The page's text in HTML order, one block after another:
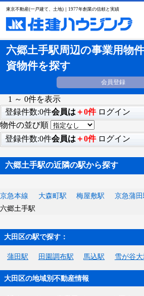
東京不動産(一戸建て、土地)｜1977年創業の信頼と実績
六郷土手駅周辺の事業用物
資物件を探す
会員登録
1 ～ 0件を表示
登録件数:0件会員は ＋0件 ログイン
物件の並び順
登録件数:0件会員は ＋0件 ログイン
六郷土手駅の近隣の駅から探す
京急本線 大森町駅 梅屋敷駅 京急蒲田
六郷土手駅
大田区の駅で探す：
蒲田駅 田園調布駅 馬込駅 雪が谷
大田区の地域別不動産情報